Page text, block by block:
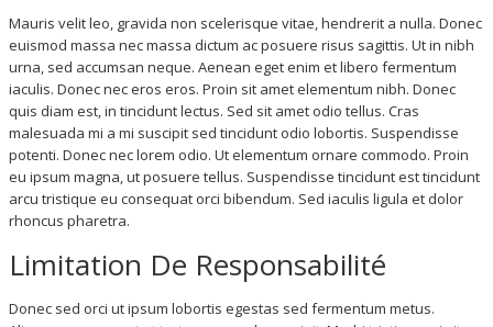
Mauris velit leo, gravida non scelerisque vitae, hendrerit a nulla. Donec
euismod massa nec massa dictum ac posuere risus sagittis. Ut in nibh
urna, sed accumsan neque. Aenean eget enim et libero fermentum
iaculis. Donec nec eros eros. Proin sit amet elementum nibh. Donec
quis diam est, in tincidunt lectus. Sed sit amet odio tellus. Cras
malesuada mi a mi suscipit sed tincidunt odio lobortis. Suspendisse
potenti. Donec nec lorem odio. Ut elementum ornare commodo. Proin
eu ipsum magna, ut posuere tellus. Suspendisse tincidunt est tincidunt
arcu tristique eu consequat orci bibendum. Sed iaculis ligula et dolor
rhoncus pharetra.
Limitation De Responsabilité
Donec sed orci ut ipsum lobortis egestas sed fermentum metus.